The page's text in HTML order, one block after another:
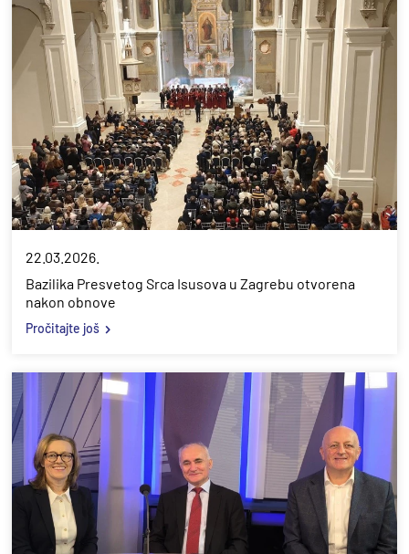
22.03.2026.
Bazilika Presvetog Srca Isusova u Zagrebu otvorena
nakon obnove
Pročitajte još